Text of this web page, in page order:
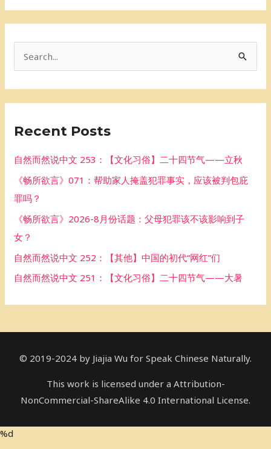
c
f
r
Recent Posts
自然而然说中文 253：【文化习俗】二十四节气——立秋
《畅所欲言》071：帮助家人掩盖犯罪事实，应该被判包庇
罪吗？
《畅所欲言》2026-8月份话题：父母犯罪该不该影响到子
女？
自然而然说中文 252：【其他】中国的初代“网红”们
自然而然说中文 251：【文化习俗】二十四节气——大暑
© 2019-2024 by Jiajia Wu for Speak Chinese Naturally.
This work is licensed under a Attribution-
NonCommercial-ShareAlike 4.0 International License.
%d